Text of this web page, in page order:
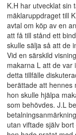
K.H har utvecklat sin
mäklaruppdraget till
avtal om köp av en
att få till stånd ett
skulle sälja så att de
Vid en särskild
makarna L att de var
detta tillfälle
berättade att hennes
hon skulle hjälpa
som behövdes. J.L
utan viftade själv